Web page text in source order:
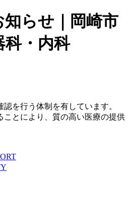
らせ｜岡崎市
科・内科
を行う体制を有しています。
ことにより、質の高い医療の提供